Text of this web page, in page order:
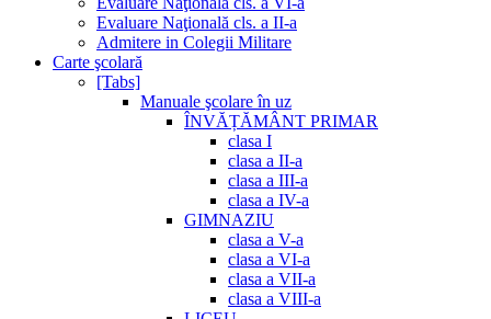
Evaluare Naţională cls. a II-a
Admitere in Colegii Militare
Carte şcolară
[Tabs]
Manuale şcolare în uz
ÎNVĂȚĂMÂNT PRIMAR
clasa I
clasa a II-a
clasa a III-a
clasa a IV-a
GIMNAZIU
clasa a V-a
clasa a VI-a
clasa a VII-a
clasa a VIII-a